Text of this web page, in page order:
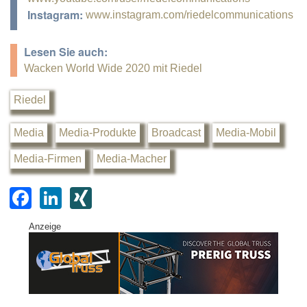
Instagram: www.instagram.com/riedelcommunications
Lesen Sie auch:
Wacken World Wide 2020 mit Riedel
Riedel
Media Media-Produkte Broadcast Media-Mobil
Media-Firmen Media-Macher
F
a
c
e
Li
k
e
G
Anzeige